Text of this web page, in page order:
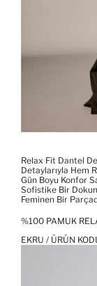
Relax Fit Dantel
Detaylarıyla Hem
Gün Boyu Konfor
Sofistike Bir
Feminen Bir
%100 PAMUK
EKRU / ÜRÜN